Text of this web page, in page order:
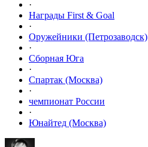
·
Награды First & Goal
·
Оружейники (Петрозаводск)
·
Сборная Юга
·
Спартак (Москва)
·
чемпионат России
·
Юнайтед (Москва)